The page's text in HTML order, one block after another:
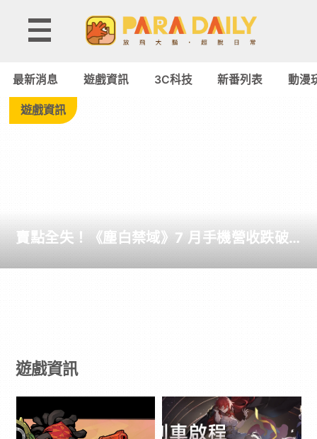
資
Paradaily
-
｜
動
最新消息 遊戲資訊 3C科技 新番列表 動漫
遊戲資訊
賣點全失！《塵白禁域》7 月手機營收跌破
遊戲資訊